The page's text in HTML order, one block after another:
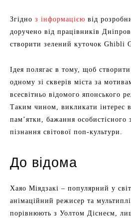
Згідно з інформацією від
доручено від працівників
створити зелений куточок Ghibli
Ідея полягає в тому, щоб
одному зі скверів міста за
всесвітньо відомого японського
Таким чином, викликати інтерес
пам’ятки, бажання особистісного
пізнання світової поп-культури.
До відома
Хаяо Міядзакі – популярний у
анімаційний режисер та
порівнюють з Уолтом Діснеєм,